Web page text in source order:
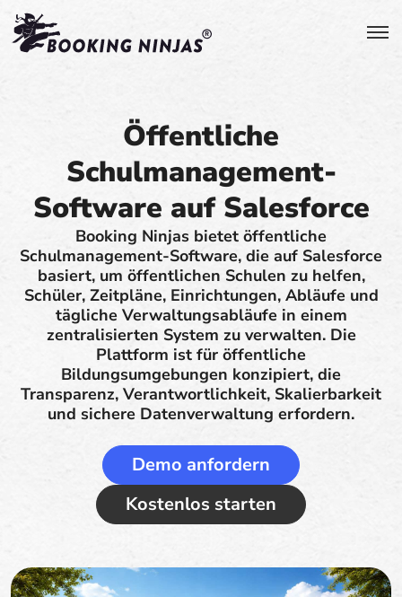
Öffentliche
Schulmanagement-
Software auf Salesforce
Booking Ninjas bietet öffentliche
Schulmanagement-Software, die auf Salesforce
basiert, um öffentlichen Schulen zu helfen,
Schüler, Zeitpläne, Einrichtungen, Abläufe und
tägliche Verwaltungsabläufe in einem
zentralisierten System zu verwalten. Die
Plattform ist für öffentliche
Bildungsumgebungen konzipiert, die
Transparenz, Verantwortlichkeit, Skalierbarkeit
und sichere Datenverwaltung erfordern.
Demo anfordern
Kostenlos starten